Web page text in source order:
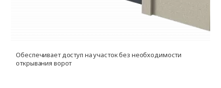
Обеспечивает доступ на участок без необходимости
открывания ворот